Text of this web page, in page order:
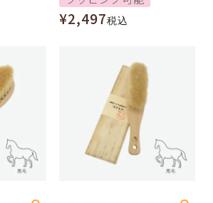
¥2,497税込